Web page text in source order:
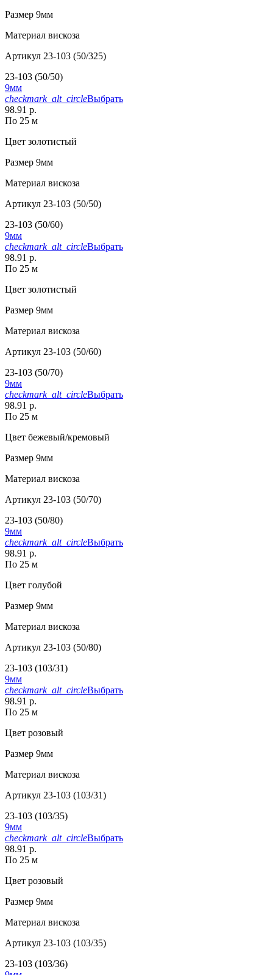
Размер 9мм
Материал вискоза
Артикул 23-103 (50/325)
23-103 (50/50)
9мм
checkmark_alt_circleВыбрать
98.91 р.
По 25 м
Цвет золотистый
Размер 9мм
Материал вискоза
Артикул 23-103 (50/50)
23-103 (50/60)
9мм
checkmark_alt_circleВыбрать
98.91 р.
По 25 м
Цвет золотистый
Размер 9мм
Материал вискоза
Артикул 23-103 (50/60)
23-103 (50/70)
9мм
checkmark_alt_circleВыбрать
98.91 р.
По 25 м
Цвет бежевый/кремовый
Размер 9мм
Материал вискоза
Артикул 23-103 (50/70)
23-103 (50/80)
9мм
checkmark_alt_circleВыбрать
98.91 р.
По 25 м
Цвет голубой
Размер 9мм
Материал вискоза
Артикул 23-103 (50/80)
23-103 (103/31)
9мм
checkmark_alt_circleВыбрать
98.91 р.
По 25 м
Цвет розовый
Размер 9мм
Материал вискоза
Артикул 23-103 (103/31)
23-103 (103/35)
9мм
checkmark_alt_circleВыбрать
98.91 р.
По 25 м
Цвет розовый
Размер 9мм
Материал вискоза
Артикул 23-103 (103/35)
23-103 (103/36)